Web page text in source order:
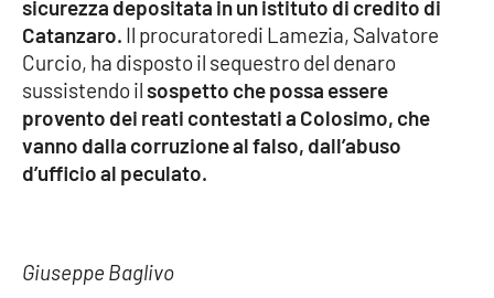
Le perfidie di Antonella Grippo
Venti di comunicazione
STREAMING
LaC Network
sicurezza depositata in un istituto di credito di
Catanzaro. Il procuratoredi Lamezia, Salvatore
Curcio, ha disposto il sequestro del denaro
sussistendo ilsospetto che possa essere
provento dei reati contestati a Colosimo, che
vanno dalla corruzione al falso, dall’abuso
d’ufficio al peculato.
Giuseppe Baglivo